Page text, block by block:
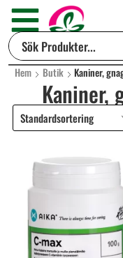
Hem Butik Kaniner,
Kaniner,